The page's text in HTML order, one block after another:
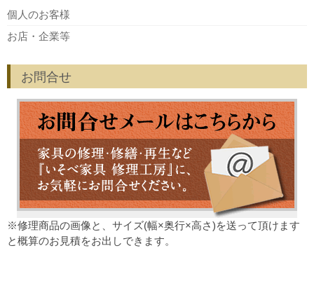
個人のお客様
お店・企業等
お問合せ
※修理商品の画像と、サイズ(幅×奥行×高さ)を送って頂けます
と概算のお見積をお出しできます。